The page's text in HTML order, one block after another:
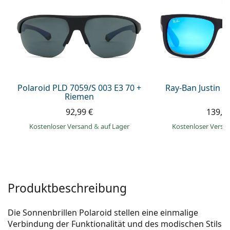
Prada
Alle Marken
Polaroid PLD 7059/S 003 E3 70 +
Riemen
92,99 €
Kostenloser Versand & auf Lager
Ray-Ban Justin
Kostenloser
Produktbeschreibung
Die Sonnenbrillen Polaroid stellen eine einmalige
Verbindung der Funktionalität und des modischen Stils